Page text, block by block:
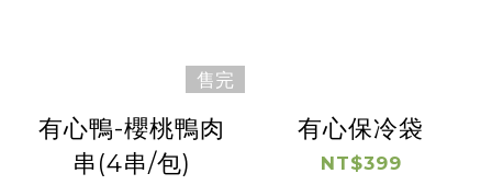
售完
有心鴨-櫻桃鴨肉
串(4串/包)
有心保冷袋
NT$399